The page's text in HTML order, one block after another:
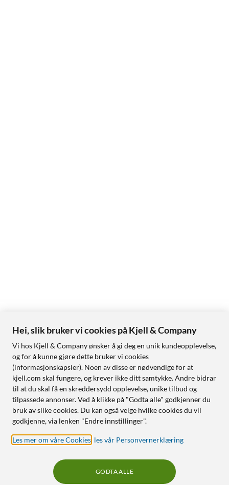
Hei, slik bruker vi cookies på Kjell & Company
Vi hos Kjell & Company ønsker å gi deg en unik kundeopplevelse,
og for å kunne gjøre dette bruker vi cookies
(informasjonskapsler). Noen av disse er nødvendige for at
kjell.com skal fungere, og krever ikke ditt samtykke. Andre bidrar
til at du skal få en skreddersydd opplevelse, unike tilbud og
tilpassede annonser. Ved å klikke på "Godta alle" godkjenner du
bruk av slike cookies. Du kan også velge hvilke cookies du vil
godkjenne, via lenken "Endre innstillinger".
Les mer om våre Cookies les vår Personvernerklæring
GODTA ALLE